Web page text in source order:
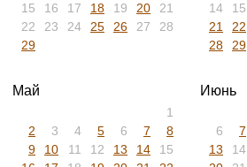
15
16 17 18 19 20
21
22
23 24 25 26 27
28
29
14
15
21
22
28
29
Май
1
2
3 4 5 6 7
8
9
10 11 12 13 14
15
Июнь
6
7
13
14